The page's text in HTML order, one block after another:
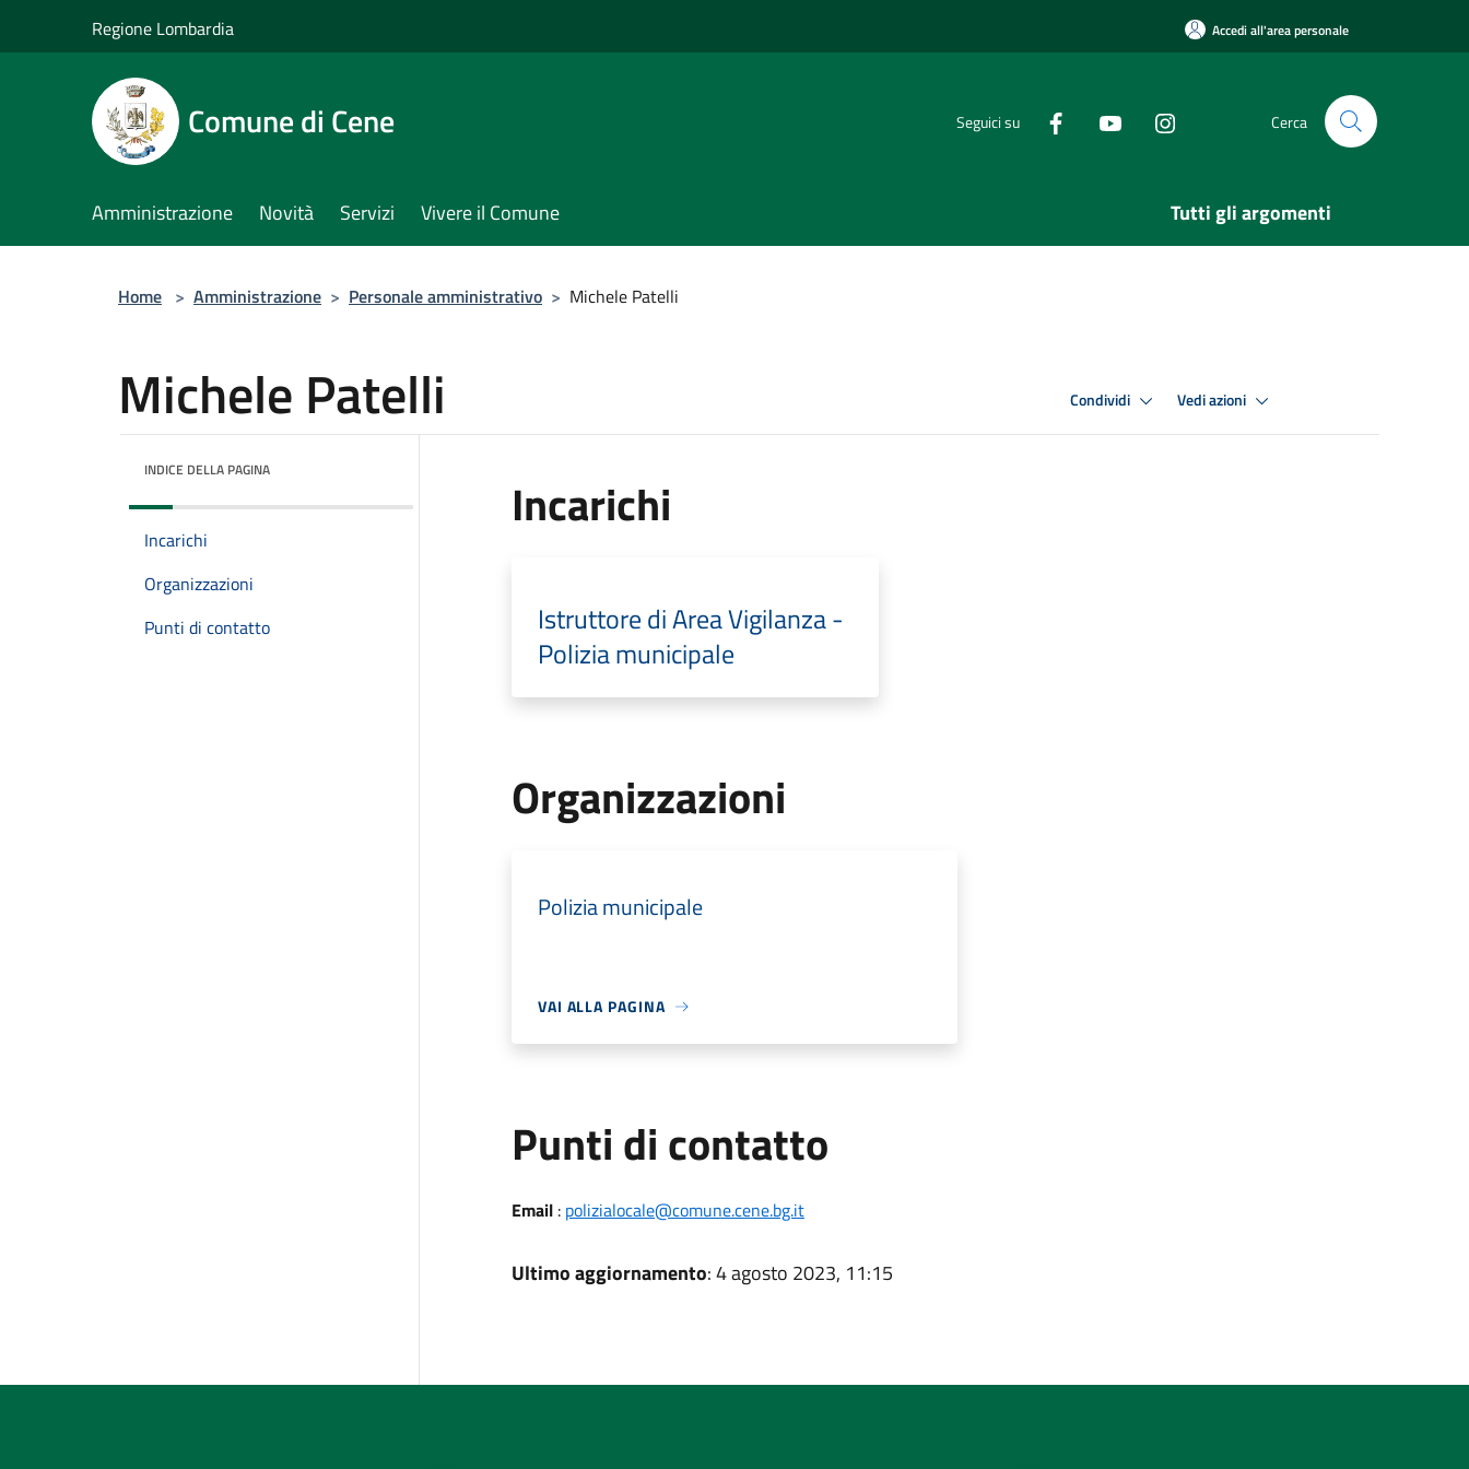
Regione Lombardia Accedi all'area personale
Comune di Cene Seguici su Cerca
Amministrazione Novità Servizi Vivere il Comune Tutti gli argomenti
Home > Amministrazione > Personale amministrativo > Michele Patelli
Michele Patelli Condividi Vedi azioni
INDICE DELLA PAGINA
Incarichi
Organizzazioni
Punti di contatto
Incarichi
Istruttore di Area Vigilanza -
Polizia municipale
Organizzazioni
Polizia municipale
VAI ALLA PAGINA
Punti di contatto
Email: polizialocale@comune.cene.bg.it
Ultimo aggiornamento: 4 agosto 2023, 11:15